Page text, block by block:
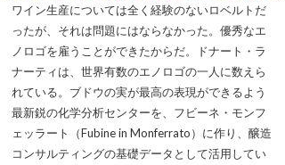
ワイン生産については全く経験のないロベルトだ
ったが、それは問題にはならなかった。優秀なエ
ノロゴを雇うことができたからだ。ドナート・ラ
ナーティは、世界有数のエノロゴの一人に数えら
れている。ブドウの実が最高の表現ができるよう
最新鋭の化学分析センターを、フビーネ・モンフ
ェッラート（Fubine in Monferrato）に作り、醸造
コンサルティングの基礎データとして活用してい